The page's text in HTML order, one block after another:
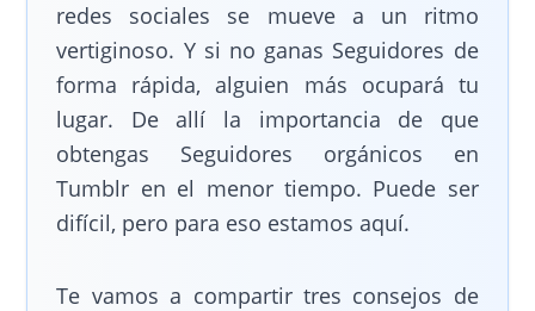
redes sociales se mueve a un ritmo
vertiginoso. Y si no ganas Seguidores de
forma rápida, alguien más ocupará tu
lugar. De allí la importancia de que
obtengas Seguidores orgánicos en
Tumblr en el menor tiempo. Puede ser
difícil, pero para eso estamos aquí.
Te vamos a compartir tres consejos de